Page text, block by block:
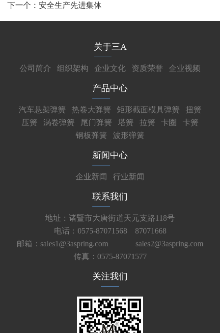
下一个： 安全生产先进集体
关于三A
公司简介 组织架构 企业文化 资质荣誉 企业视频
产品中心
汽车悬架弹簧 热卷大弹簧 矩形截面模具弹簧
扭簧
压簧
涡卷弹簧 尾门弹簧 塔簧 拉簧 卡圈
卡簧
钢板弹簧
波形弹簧
新闻中心
企业新闻 行业新闻
联系我们
地址：诸暨市大唐街道天元支路118号
电话：0575-87071568 87071668
邮箱：sales1@3aspring.com
sales2@3aspring.com
传真：0575-87071577
关注我们